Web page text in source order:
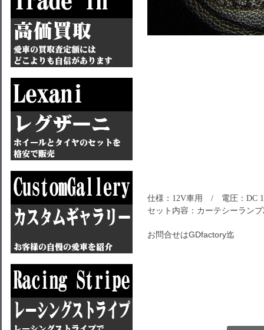
仕様：12V車用 / 電圧：
セット内容：カーテシーランプ
お問合せはGDfactory迄